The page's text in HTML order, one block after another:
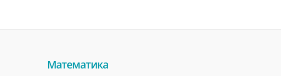
Математика